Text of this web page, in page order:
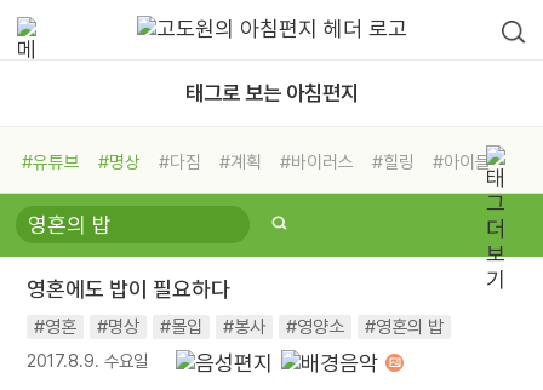
태그로 보는 아침편지
#유튜브 #명상 #다짐 #계획 #바이러스 #힐링
#아이들
#비전캠프
#독서캠프 #삶
#희망
#나눔 #친구 #링컨학교
#독서
#건강 #면역력
영혼에도 밥이 필요하다
#영혼 #명상 #몰입 #봉사 #영양소 #영혼의 밥
2017.8.9. 수요일